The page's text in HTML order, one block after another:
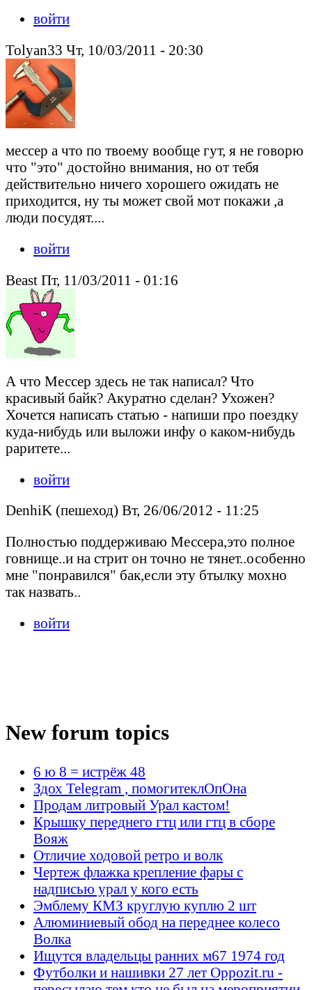
войти
Tolyan33 Чт, 10/03/2011 - 20:30
мессер а что по твоему вообще гут, я не говорю
что "это" достойно внимания, но от тебя
действительно ничего хорошего ожидать не
приходится, ну ты может свой мот покажи ,а
люди посудят....
войти
Beast Пт, 11/03/2011 - 01:16
А что Мессер здесь не так написал? Что
красивый байк? Акуратно сделан? Ухожен?
Хочется написать статью - напиши про поездку
куда-нибудь или выложи инфу о каком-нибудь
раритете...
войти
DenhiK (пешеход) Вт, 26/06/2012 - 11:25
Полностью поддерживаю Мессера,это полное
говнище..и на стрит он точно не тянет..особенно
мне "понравился" бак,если эту бтылку мохно
так назвать..
войти
New forum topics
6 ю 8 = истрёж 48
Здох Telegram , помогитеклОпОна
Продам литровый Урал кастом!
Крышку переднего гтц или гтц в сборе
Вояж
Отличие ходовой ретро и волк
Чертеж флажка крепление фары с
надписью урал у кого есть
Эмблему КМЗ круглую куплю 2 шт
Алюминиевый обод на переднее колесо
Волка
Ищутся владельцы ранних м67 1974 год
Футболки и нашивки 27 лет Oppozit.ru -